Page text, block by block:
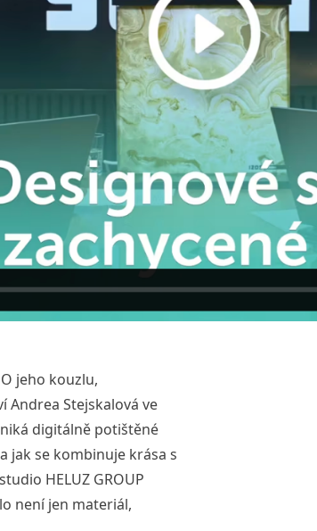
jeho kouzlu,
Stejskalová ve
digitálně potištěné
jak se kombinuje krása s
HELUZ GROUP
není jen materiál,